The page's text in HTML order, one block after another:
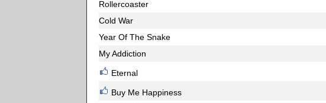
Rollercoaster
Cold War
Year Of The Snake
My Addiction
Eternal
Buy Me Happiness